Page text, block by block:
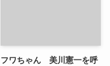
フワちゃん 美川憲一を呼